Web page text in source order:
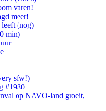
varen!
meer!
(nog)
min)
sfw!)
#1980
op NAVO-land groeit,